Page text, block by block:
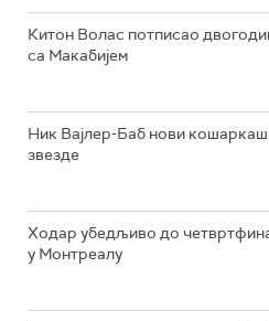
Китон Волас потписао
са Макабијем
Ник Вајлер-Баб нови
звезде
Ходар убедљиво до
у Монтреалу